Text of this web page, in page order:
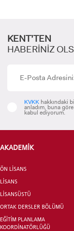
KENT’TEN
HABERİNİZ
KVKK hakkındaki
anladım, buna
kabul ediyorum.
AKADEMİK
ÖN LİSANS
LİSANS
LİSANSÜSTÜ
ORTAK DERSLER BÖLÜMÜ
EĞİTİM PLANLAMA
KOORDİNATÖRLÜĞÜ